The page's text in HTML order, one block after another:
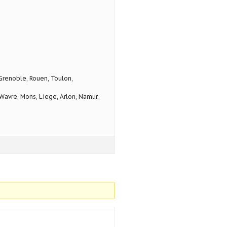
Rouen, Toulon,
Mons, Liege, Arlon, Namur,